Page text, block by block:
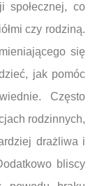
społecznej, co
czy rodziną.
się
jak pomóc
Często
rodzinnych,
drażliwa i
bliscy